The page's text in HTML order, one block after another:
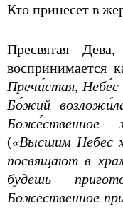
Кто принесет в
Пресвятая
воспринимается
Пречи́стая,
Бо́жий
Боже́ственное
(«Высшим Небес
посвящают в
будешь
Божественное